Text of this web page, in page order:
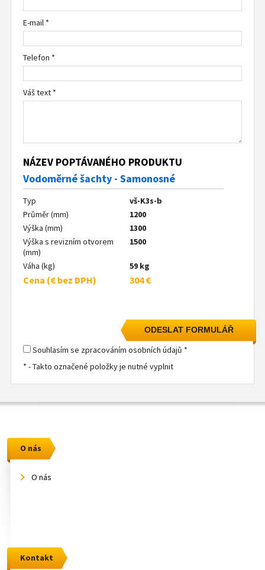
E-mail *
Telefon *
Váš text *
NÁZEV POPTÁVANÉHO PRODUKTU
Vodoměrné šachty - Samonosné
Typ
vš-K3s-b
Průměr (mm)
1200
Výška (mm)
1300
Výška s revizním otvorem
(mm)
1500
Váha (kg) 59 kg
Cena (€ bez DPH) 304 €
Souhlasím se zpracováním osobních údajů *
* - Takto označené položky je nutné vyplnit
O nás
O nás
Kontakt